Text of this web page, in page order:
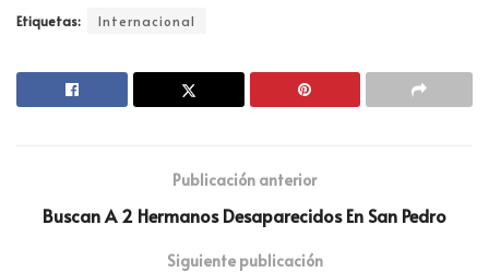
Etiquetas: Internacional
Publicación anterior
Buscan A 2 Hermanos Desaparecidos En San Pedro
Siguiente publicación